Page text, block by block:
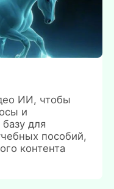
ИИ, чтобы
и
для
пособий,
контента